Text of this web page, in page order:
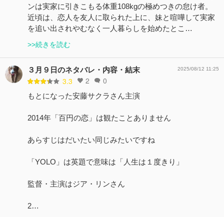
ンは実家に引きこもる体重108kgの極めつきの怠け者。
近頃は、恋人を友人に取られた上に、妹と喧嘩して実家
を追い出されやむなく一人暮らしを始めたとこ…
>>続きを読む
３月９日のネタバレ・内容・結末
3.3 2 0
2025/08/12 11:25
もとになった安藤サクラさん主演
2014年「百円の恋」は観たことありません
あらすじはだいたい同じみたいですね
「YOLO」は英題で意味は「人生は１度きり」
監督・主演はジア・リンさん
2…